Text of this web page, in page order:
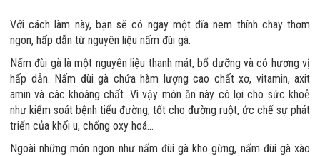
Với cách làm này, bạn sẽ có ngay một đĩa nem thính chay thơm
ngon, hấp dẫn từ nguyên liệu nấm đùi gà.
Nấm đùi gà là một nguyên liệu thanh mát, bổ dưỡng và có hương vị
hấp dẫn. Nấm đùi gà chứa hàm lượng cao chất xơ, vitamin, axit
amin và các khoáng chất. Vì vậy món ăn này có lợi cho sức khoẻ
như kiểm soát bệnh tiểu đường, tốt cho đường ruột, ức chế sự phát
triển của khối u, chống oxy hoá…
Ngoài những món ngon như nấm đùi gà kho gừng, nấm đùi gà xào